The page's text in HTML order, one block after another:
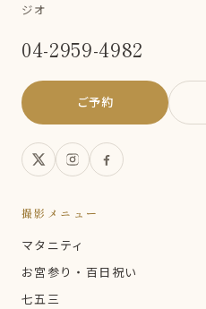
ジオ
04-2959-4982
ご予約
撮影メニュー
マタニティ
お宮参り・百日祝い
七五三